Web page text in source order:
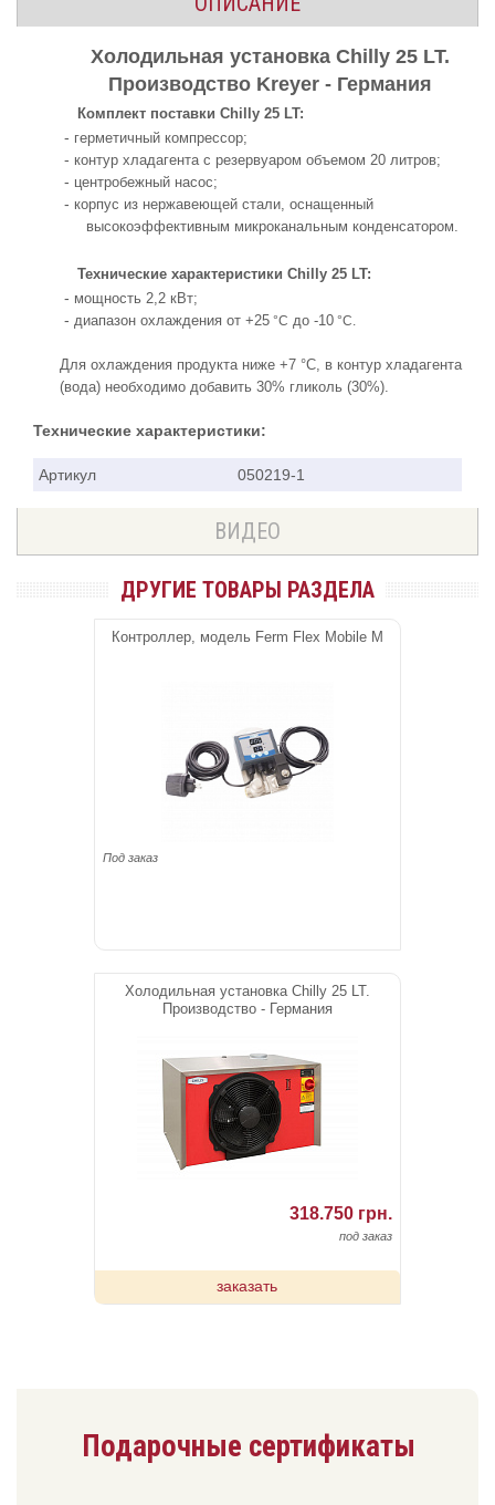
Холодильная установка Chilly 25 LT.
Производство Kreyer - Германия
Комплект поставки Chilly 25 LT:
- герметичный компрессор;
- контур хладагента с резервуаром объемом 20 литров;
- центробежный насос;
- корпус из нержавеющей стали, оснащенный
высокоэффективным микроканальным конденсатором.
Технические характеристики Chilly 25 LT:
- мощность 2,2 кВт;
- диапазон охлаждения от +25 °C до -10 °C.
Для охлаждения продукта ниже +7 °C, в контур хладагента
(вода) необходимо добавить 30% гликоль (30%).
Технические характеристики:
Артикул 050219-1
ВИДЕО
ДРУГИЕ ТОВАРЫ РАЗДЕЛА
Контроллер, модель Ferm Flex Mobile M
Под заказ
Холодильная установка Chilly 25 LT.
Производство - Германия
318.750 грн.
под заказ
заказать
Подарочные сертификаты